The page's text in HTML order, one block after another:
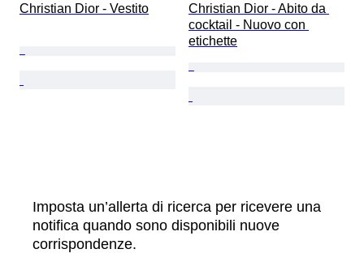
Christian Dior - Vestito
Christian Dior - Abito da
cocktail - Nuovo con
etichette
Imposta un’allerta di ricerca per ricevere una
notifica quando sono disponibili nuove
corrispondenze.